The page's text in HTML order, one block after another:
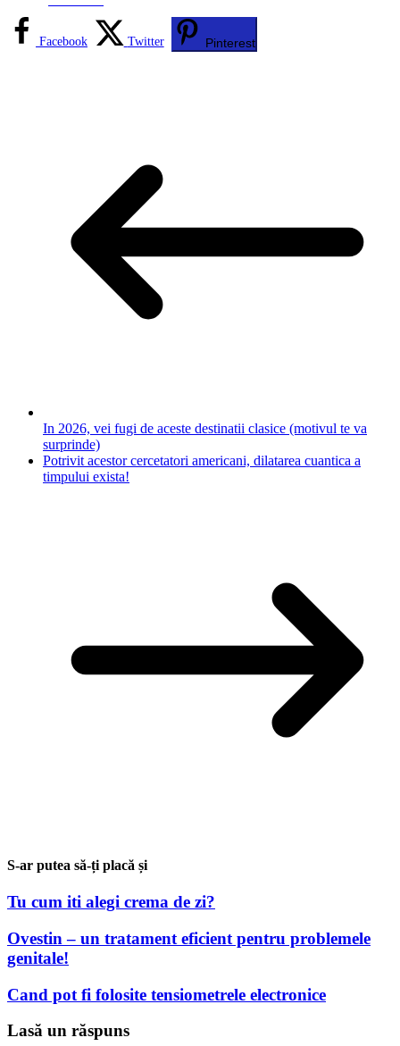
Facebook Twitter Pinterest
In 2026, vei fugi de aceste destinatii clasice (motivul te va
surprinde)
Potrivit acestor cercetatori americani, dilatarea cuantica a
timpului exista!
S-ar putea să-ți placă și
Tu cum iti alegi crema de zi?
Ovestin – un tratament eficient pentru problemele
genitale!
Cand pot fi folosite tensiometrele electronice
Lasă un răspuns